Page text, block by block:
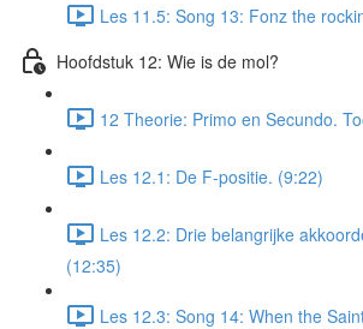
Les 11.5: Song 13: Fonz the
Hoofdstuk 12: Wie is de mol?
12 Theorie: Primo en Secundo.
Les 12.1: De F-positie. (9:22)
Les 12.2: Drie belangrijke
(12:35)
Les 12.3: Song 14: When the